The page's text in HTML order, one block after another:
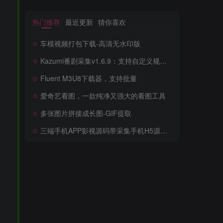
热门推荐 最近更新 猜你喜欢
车模视频打包下载-高清无水印版
Kazumi番剧采集v1.6.9：支持自定义规则+在线观看+弹幕，跨平台下载
Fluent M3U8下载器，支持批量
爱奇艺看图，一款纯净又强大的看图工具
多张图片拼接成长图-GIF提取
三端手机APP影视源码带采集手机H5源码带VIP卡密功能